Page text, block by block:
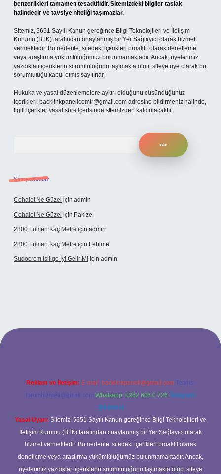
benzerlikleri tamamen tesadüfidir. Sitemizdeki bilgiler taslak
halindedir ve tavsiye niteliği taşımazlar.
Sitemiz, 5651 Sayılı Kanun gereğince Bilgi Teknolojileri ve İletişim
Kurumu (BTK) tarafından onaylanmış bir Yer Sağlayıcı olarak hizmet
vermektedir. Bu nedenle, sitedeki içerikleri proaktif olarak denetleme
veya araştırma yükümlülüğümüz bulunmamaktadır. Ancak, üyelerimiz
yazdıkları içeriklerin sorumluluğunu taşımakta olup, siteye üye olarak bu
sorumluluğu kabul etmiş sayılırlar.
Hukuka ve yasal düzenlemelere aykırı olduğunu düşündüğünüz
içerikleri, backlinkpanelicomtr@gmail.com adresine bildirmeniz halinde,
ilgili içerikler yasal süre içerisinde sitemizden kaldırılacaktır.
Son yorumlar
Cehalet Ne Güzel için admin
Cehalet Ne Güzel için Pakize
2800 Lümen Kaç Metre için admin
2800 Lümen Kaç Metre için Fehime
Sudocrem Isilige Iyi Gelir Mi için admin
opera bet giriş
Reklam ve İletişim: E-mail: backlinkpaneli@gmail.com Teams:
forumhizmeti@gmail.com Whatsapp: 0262 606 0 726 Telegram:
@karabul
Yasal Uyarı: Sitemiz, 5651 Sayılı Kanun gereğince Bilgi Teknolojileri ve
İletişim Kurumu (BTK) tarafından onaylanmış bir Yer Sağlayıcı olarak
hizmet vermektedir. Bu nedenle, sitedeki içerikleri proaktif olarak
denetleme veya araştırma yükümlülüğümüz bulunmamaktadır. Ancak,
üyelerimiz yazdıkları içeriklerin sorumluluğunu taşımakta olup, siteye